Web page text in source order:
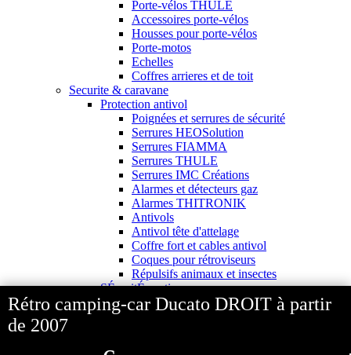
Rétro camping-car Ducato DROIT à partir
de 2007
Porte-vélos THULE
Accessoires porte-vélos
Housses pour porte-vélos
Porte-motos
Echelles
Coffres arrieres et de toit
Securite & caravane
Protection antivol
Poignées et serrures de sécurité
Serrures HEOSolution
Serrures FIAMMA
Serrures THULE
Serrures IMC Créations
Alarmes et détecteurs gaz
Alarmes THITRONIK
Antivols
Antivol tête d'attelage
Coffre fort et cables antivol
Coques pour rétroviseurs
Répulsifs animaux et insectes
SÉcuritÉ routiere
Disques limitation de vitesse